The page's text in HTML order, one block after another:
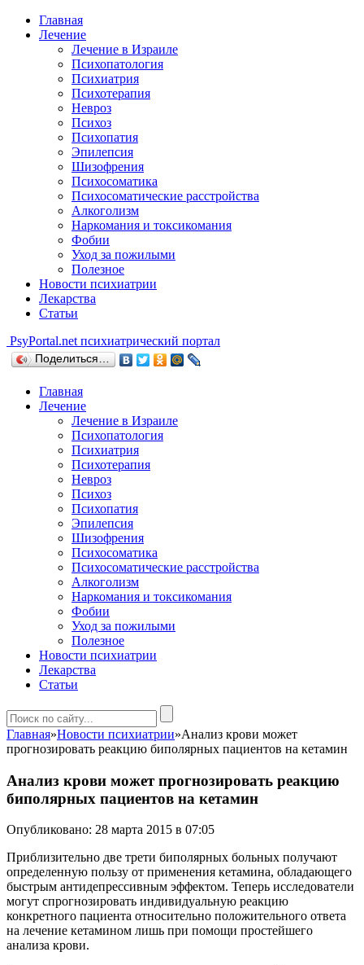
Главная
Лечение
Лечение в Израиле
Психопатология
Психиатрия
Психотерапия
Невроз
Психоз
Психопатия
Эпилепсия
Шизофрения
Психосоматика
Психосоматические расстройства
Алкоголизм
Наркомания и токсикомания
Фобии
Уход за пожилыми
Полезное
Новости психиатрии
Лекарства
Статьи
PsyPortal.net психиатрический портал
Поделиться…
Главная
Лечение
Лечение в Израиле
Психопатология
Психиатрия
Психотерапия
Невроз
Психоз
Психопатия
Эпилепсия
Шизофрения
Психосоматика
Психосоматические расстройства
Алкоголизм
Наркомания и токсикомания
Фобии
Уход за пожилыми
Полезное
Новости психиатрии
Лекарства
Статьи
Главная»Новости психиатрии»Анализ крови может
прогнозировать реакцию биполярных пациентов на кетамин
Анализ крови может прогнозировать реакцию
биполярных пациентов на кетамин
Опубликовано: 28 марта 2015 в 07:05
Приблизительно две трети биполярных больных получают
определенную пользу от применения кетамина, обладающего
быстрым антидепрессивным эффектом. Теперь исследователи
могут спрогнозировать индивидуальную реакцию
конкретного пациента относительно положительного ответа
на лечение кетамином лишь при помощи простейшего
анализа крови.